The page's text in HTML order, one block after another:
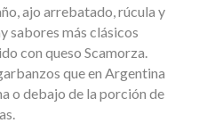
ajo arrebatado, rúcula y
sabores más clásicos
con queso Scamorza.
que en Argentina
o debajo de la porción de